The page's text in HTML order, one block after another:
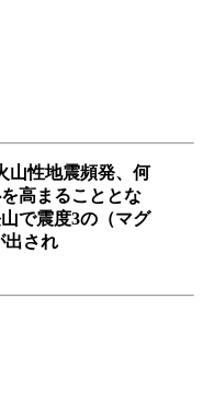
山性地震頻発、何
高まることとな
で震度3の（マグ
出され